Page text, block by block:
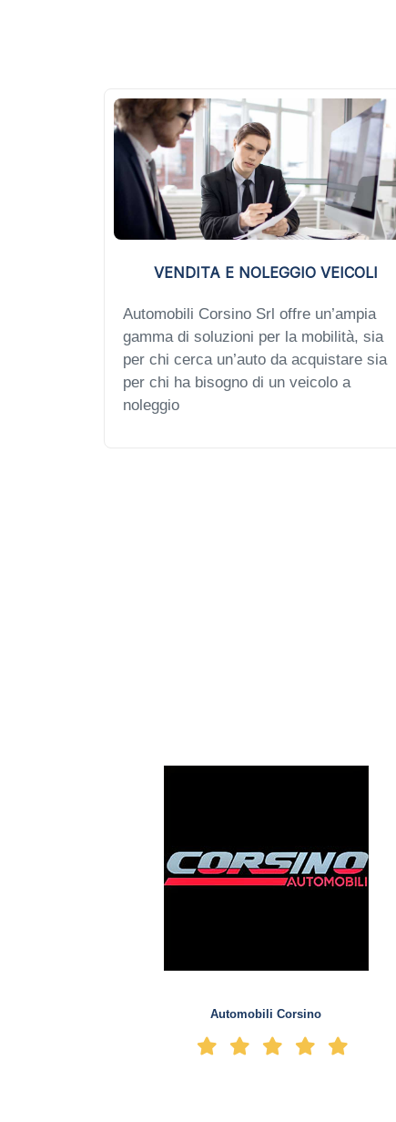
VENDITA E NOLEGGIO VEICOLI
Automobili Corsino Srl offre un’ampia
gamma di soluzioni per la mobilità, sia
per chi cerca un’auto da acquistare sia
per chi ha bisogno di un veicolo a
noleggio
Automobili Corsino